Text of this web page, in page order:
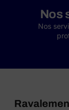
Nos
Nos